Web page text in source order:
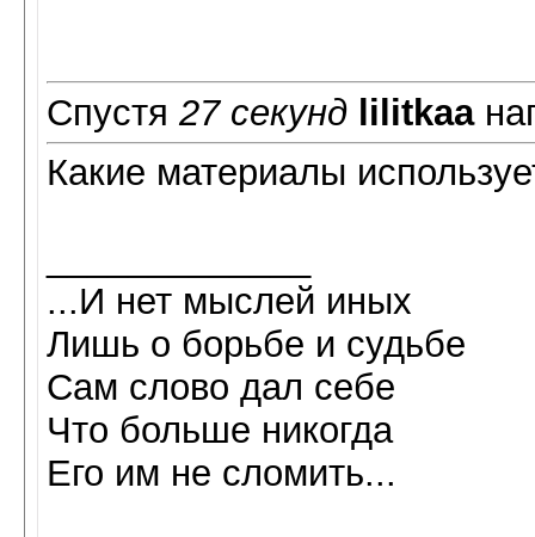
Спустя 27 секунд lilitkaa
Какие материалы
...И нет мыслей иных
Лишь о борьбе и судьбе
Сам слово дал себе
Что больше никогда
Его им не сломить...